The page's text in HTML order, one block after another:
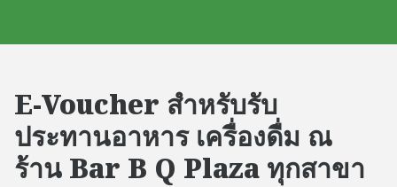
E-Voucher สำหรับรับ
ประทานอาหาร เครื่องดื่ม ณ
ร้าน Bar B Q Plaza ทุกสาขา